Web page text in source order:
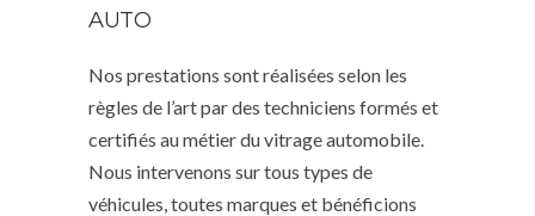
AUTO
Nos prestations sont réalisées selon les
règles de l’art par des techniciens formés et
certifiés au métier du vitrage automobile.
Nous intervenons sur tous types de
véhicules, toutes marques et bénéficions